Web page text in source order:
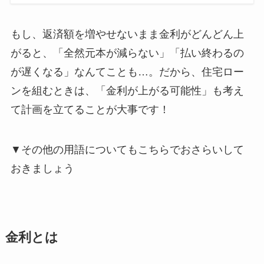
もし、返済額を増やせないまま金利がどんどん上
がると、「全然元本が減らない」「払い終わるの
が遅くなる」なんてことも…。だから、住宅ロー
ンを組むときは、「金利が上がる可能性」も考え
て計画を立てることが大事です！
▼その他の用語についてもこちらでおさらいして
おきましょう
金利とは